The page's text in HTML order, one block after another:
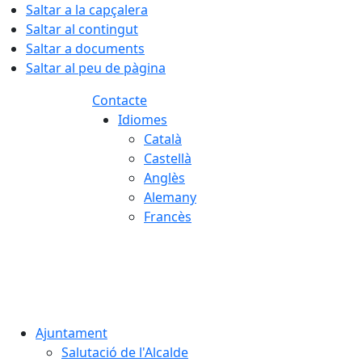
Saltar a la capçalera
Saltar al contingut
Saltar a documents
Saltar al peu de pàgina
Contacte
Idiomes
Català
Castellà
Anglès
Alemany
Francès
Ajuntament
Salutació de l'Alcalde